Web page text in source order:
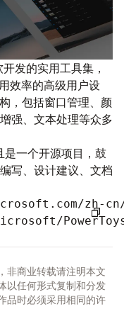
发的实用工具集，
效率的高级用户设
，包括窗口管理、颜
强、文本处理等众多
一个开源项目，鼓
写、设计建议、文档
zh-cn/
非商业转载请注明本文
以任何形式复制和分发
品时必须采用相同的许